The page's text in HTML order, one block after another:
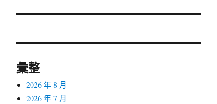
文
彙整
2026 年 8 月
2026 年 7 月